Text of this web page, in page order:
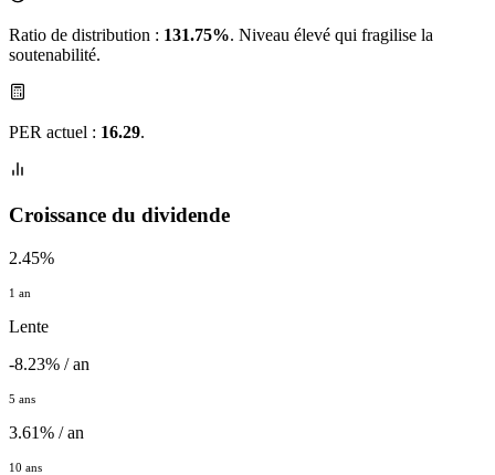
Ratio de distribution : 131.75%. Niveau élevé qui fragilise la
soutenabilité.
PER actuel : 16.29.
Croissance du dividende
2.45%
1 an
Lente
-8.23% / an
5 ans
3.61% / an
10 ans